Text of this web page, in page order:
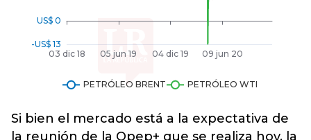
Si bien el mercado está a la expectativa de
la reunión de la Opep+ que se realiza hoy, la